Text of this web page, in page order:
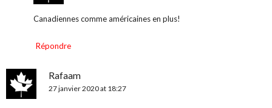
Canadiennes comme américaines en plus!
Répondre
Rafaam
27 janvier 2020 at 18:27